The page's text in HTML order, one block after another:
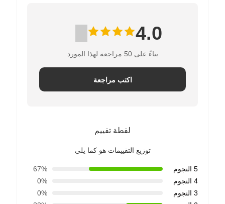
4.0
بناءً على 50 مراجعة لهذا المورد
اكتب مراجعة
لقطة تقييم
توزيع التقييمات هو كما يلي
5 النجوم
67%
4 النجوم
0%
3 النجوم
0%